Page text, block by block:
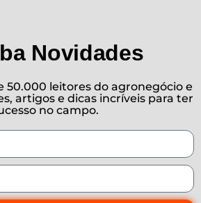
Novidades
50.000 leitores do agronegócio e
artigos e dicas incríveis para ter
no campo.